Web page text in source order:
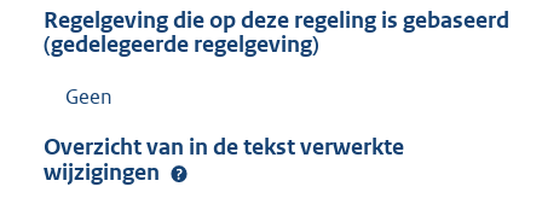
Regelgeving die op deze regeling is gebaseerd
(gedelegeerde regelgeving)
Geen
Overzicht van in de tekst verwerkte
wijzigingen